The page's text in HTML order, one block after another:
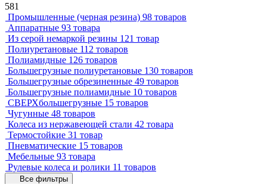
581
Промышленные (черная резина) 98 товаров
Аппаратные 93 товара
Из серой немаркой резины 121 товар
Полиуретановые 112 товаров
Полиамидные 126 товаров
Большегрузные полиуретановые 130 товаров
Большегрузные обрезиненные 49 товаров
Большегрузные полиамидные 10 товаров
СВЕРХбольшегрузные 15 товаров
Чугунные 48 товаров
Колеса из нержавеющей стали 42 товара
Термостойкие 31 товар
Пневматические 15 товаров
Мебельные 93 товара
Рулевые колеса и ролики 11 товаров
Все фильтры